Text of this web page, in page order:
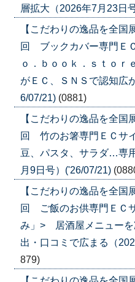
層拡大（2026年7月23日
【こだわりの逸品を全国
回 ブックカバー専門Ｅ
ｏ．ｂｏｏｋ．ｓｔｏ
がＥＣ、ＳＮＳで認知広
6/07/21) (0881)
【こだわりの逸品を全国
回 竹のお箸専門ＥＣ
豆、パスタ、サラダ…専
月9日号）('26/07/21)
【こだわりの逸品を全国
回 ご飯のお供専門ＥＣ
み」> 居酒屋メニューを
出・口コミで広まる（
879)